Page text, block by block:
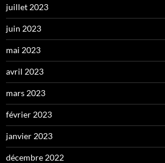
juillet 2023
juin 2023
mai 2023
avril 2023
mars 2023
février 2023
janvier 2023
décembre 2022